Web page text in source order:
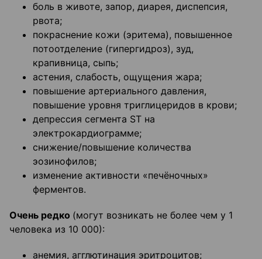
боль в животе, запор, диарея, диспепсия,
рвота;
покраснение кожи (эритема), повышенное
потоотделение (гипергидроз), зуд,
крапивница, сыпь;
астения, слабость, ощущения жара;
повышение артериального давления,
повышение уровня триглицеридов в крови;
депрессия сегмента ST на
электрокардиограмме;
снижение/повышение количества
эозинофилов;
изменение активности «печёночных»
ферментов.
Очень редко (могут возникать не более чем у 1
человека из 10 000):
анемия, агглютинация эритроцитов;